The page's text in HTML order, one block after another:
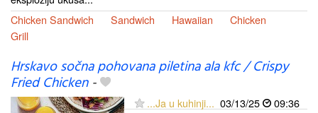
Chicken Sandwich
Sandwich Hawaiian
Chicken
Grill
Hrskavo sočna pohovana piletina ala kfc / Crispy
Fried Chicken-
...Ja u kuhinji... 03/13/25
09:36